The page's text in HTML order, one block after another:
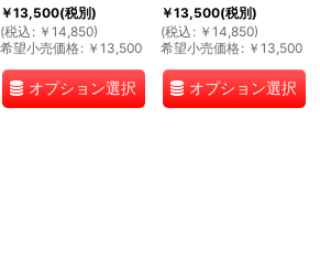
￥13,500(税別)
(税込 : ￥ 14,850)
希望小売価格: ￥ 13,500
オプション選択
￥13,500(税別)
(税込 : ￥ 14,850)
希望小売価格: ￥ 13,500
オプション選択